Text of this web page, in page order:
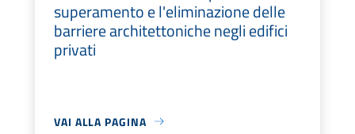
superamento e l'eliminazione delle
barriere architettoniche negli edifici
privati
VAI ALLA PAGINA